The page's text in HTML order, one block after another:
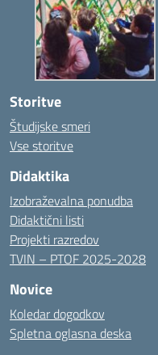
Storitve
Študijske smeri
Vse storitve
Didaktika
Izobraževalna ponudba
Didaktični listi
Projekti razredov
TVIN – PTOF 2025-2028
Novice
Koledar dogodkov
Spletna oglasna deska